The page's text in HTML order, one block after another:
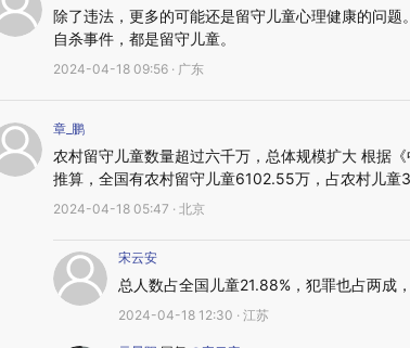
除了违法，更多的可能还是留守儿童心理健康的问
自杀事件，都是留守儿童。
2024-04-18 09:56 · 广东
章_鹏
农村留守儿童数量超过六千万，总体规模扩大 根据
推算，全国有农村留守儿童6102.55万，占农村儿童
2024-04-18 05:47 · 北京
宋云安
总人数占全国儿童21.88%，犯罪也占两成
2024-04-18 12:30 · 江苏